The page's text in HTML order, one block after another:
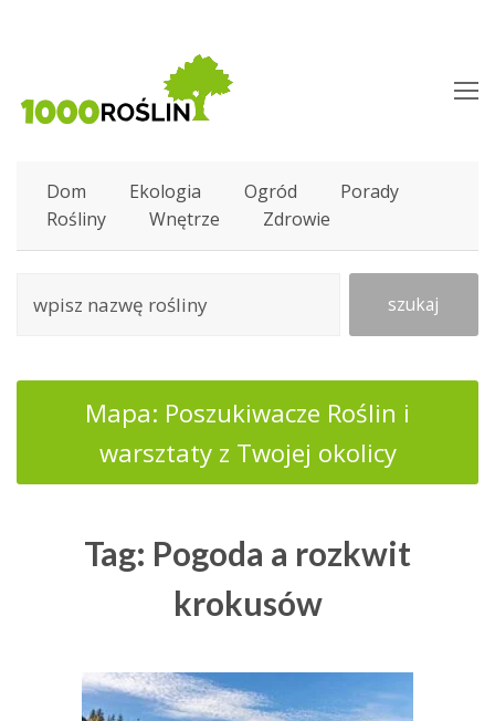
Dom Ekologia Ogród
Porady
Rośliny
Wnętrze Zdrowie
szukaj
Mapa: Poszukiwacze Roślin i
warsztaty z Twojej okolicy
Tag: Pogoda a rozkwit
krokusów